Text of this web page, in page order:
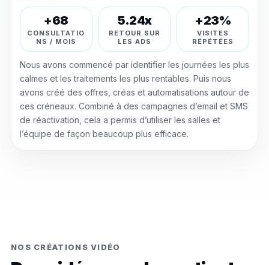
+68
CONSULTATIO
NS / MOIS
5.24x
RETOUR SUR
LES ADS
+23%
VISITES
RÉPÉTÉES
Nous avons commencé par identifier les journées les plus
calmes et les traitements les plus rentables. Puis nous
avons créé des offres, créas et automatisations autour de
ces créneaux. Combiné à des campagnes d’email et SMS
de réactivation, cela a permis d’utiliser les salles et
l’équipe de façon beaucoup plus efficace.
NOS CRÉATIONS VIDÉO